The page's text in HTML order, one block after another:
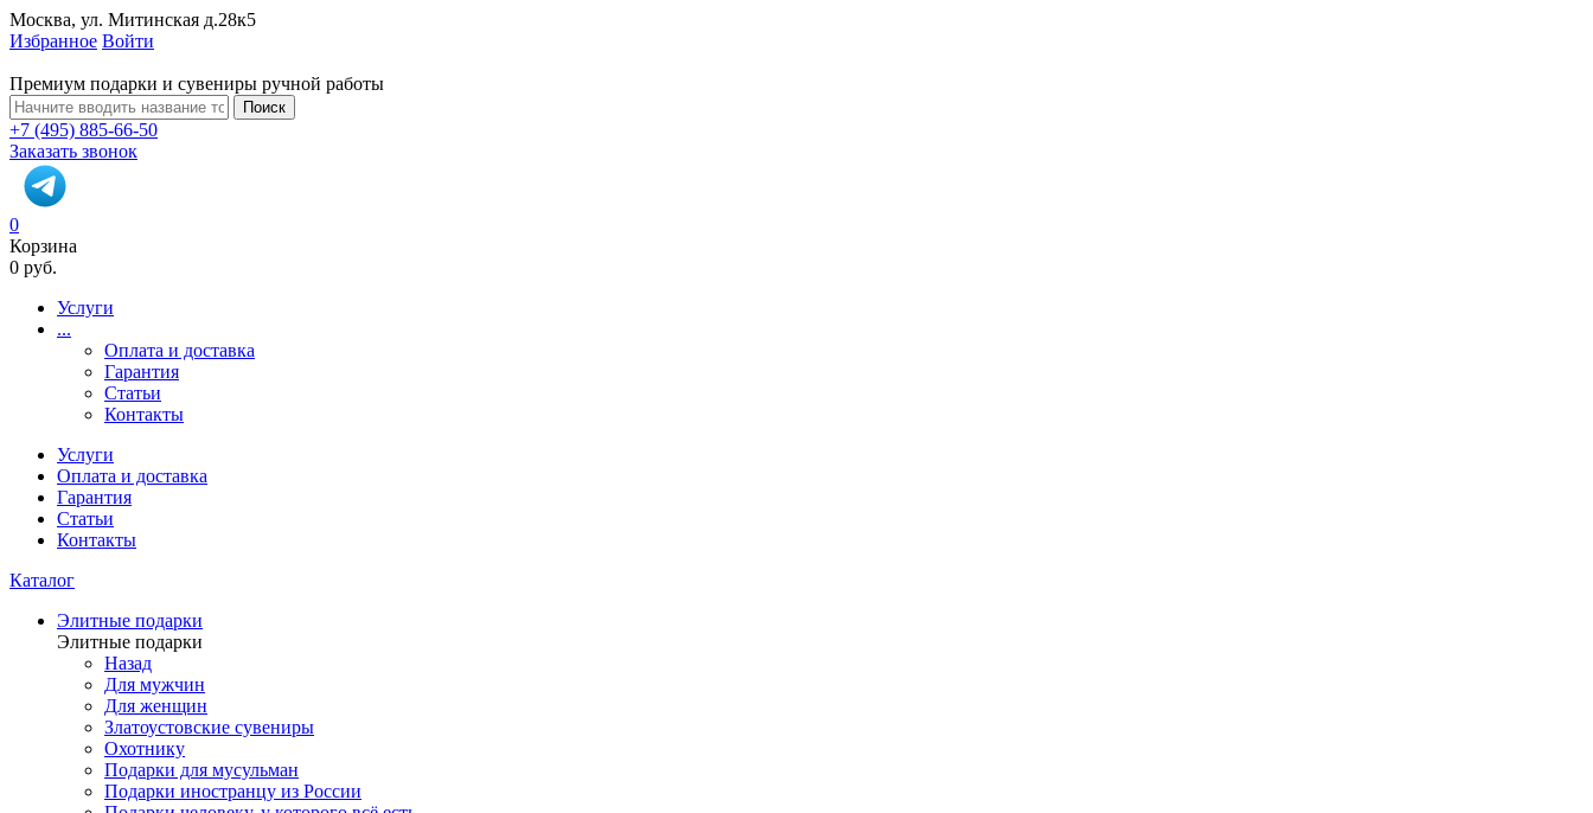
Москва, ул. Митинская д.28к5
Избранное Войти
Премиум подарки и сувениры ручной работы
Поиск
+7 (495) 885-66-50
Заказать звонок
0
Корзина
0 руб.
Услуги
...
Оплата и доставка
Гарантия
Статьи
Контакты
Услуги
Оплата и доставка
Гарантия
Статьи
Контакты
Каталог
Элитные подарки
Элитные подарки
Назад
Для мужчин
Для женщин
Златоустовские сувениры
Охотнику
Подарки для мусульман
Подарки иностранцу из России